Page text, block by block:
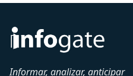
Informar, analizar, anticipar